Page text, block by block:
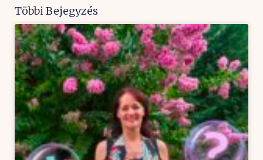
Többi Bejegyzés